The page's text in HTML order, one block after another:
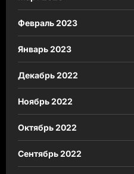
Февраль 2023
Январь 2023
Декабрь 2022
Ноябрь 2022
Октябрь 2022
Сентябрь 2022